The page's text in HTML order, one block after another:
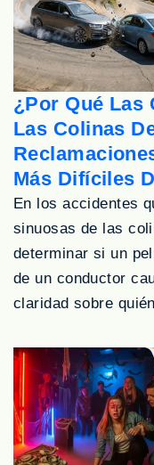
¿Por Qué Las
Las Colinas
Más Difíciles
En los accidentes
sinuosas de las
determinar si un
de un conductor
claridad sobre